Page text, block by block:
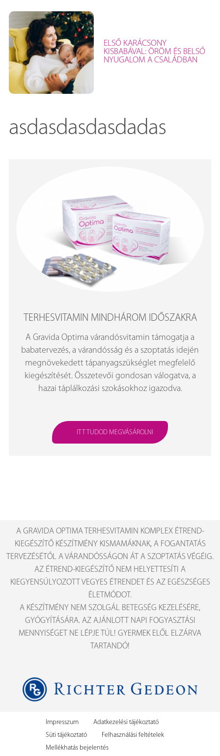
ELSŐ KARÁCSONY
KISBABÁVAL: ÖRÖM ÉS BELSŐ
NYUGALOM A CSALÁDBAN
asdasdasdasdadas
TERHESVITAMIN MINDHÁROM IDŐSZAKRA
A Gravida Optima várandósvitamin támogatja a
babatervezés, a várandósság és a szoptatás idején
megnövekedett tápanyagszükséglet megfelelő
kiegészítését. Összetevői gondosan válogatva, a
hazai táplálkozási szokásokhoz igazodva.
ITT TUDOD MEGVÁSÁROLNI
A GRAVIDA OPTIMA TERHESVITAMIN KOMPLEX ÉTREND-
KIEGÉSZÍTŐ KÉSZÍTMÉNY KISMAMÁKNAK, A FOGANTATÁS
TERVEZÉSÉTŐL A VÁRANDÓSSÁGON ÁT A SZOPTATÁS VÉGÉIG.
AZ ÉTREND-KIEGÉSZÍTŐ NEM HELYETTESÍTI A
KIEGYENSÚLYOZOTT VEGYES ÉTRENDET ÉS AZ EGÉSZSÉGES
ÉLETMÓDOT.
A KÉSZÍTMÉNY NEM SZOLGÁL BETEGSÉG KEZELÉSÉRE,
GYÓGYÍTÁSÁRA. AZ AJÁNLOTT NAPI FOGYASZTÁSI
MENNYISÉGET NE LÉPJE TÚL! GYERMEK ELŐL ELZÁRVA
TARTANDÓ!
Impresszum
Adatkezelési tájékoztató
Süti tájékoztató
Felhasználási feltételek
Mellékhatás bejelentés